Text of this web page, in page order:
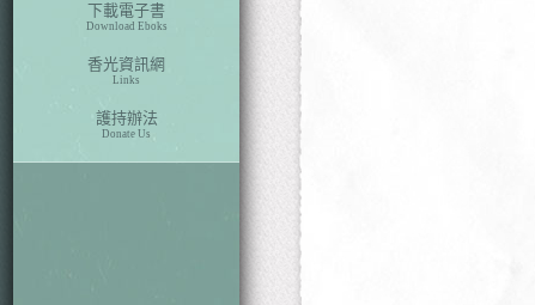
下載電子書
Download Eboks
香光資訊網
Links
護持辦法
Donate Us